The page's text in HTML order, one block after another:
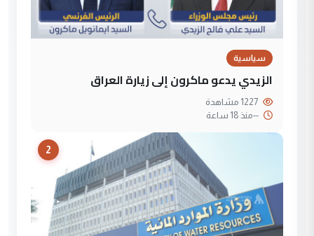
سياسية
الزيدي يدعو ماكرون إلى زيارة العراق
--منذ 18 ساعة
2